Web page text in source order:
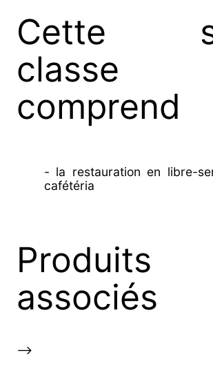
Cette
classe
comprend
- la restauration en libre-
cafétéria
Produits
associés
-->